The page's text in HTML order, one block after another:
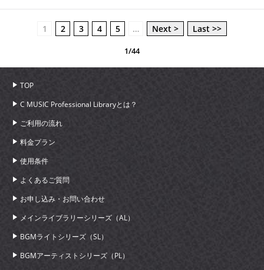
1 2 3 4 5 … Next > Last >>
1/44
TOP
C MUSIC Professional Libraryとは？
ご利用の流れ
料金プラン
使用条件
よくあるご質問
お申し込み・お問い合わせ
メインライブラリーシリーズ（AL）
BGMライトシリーズ（SL）
BGMアーティストシリーズ（PL）